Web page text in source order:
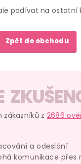
podívat na ostatní
Zpět do obchodu
zákazníků z 2686
a odeslání
komunikace přes